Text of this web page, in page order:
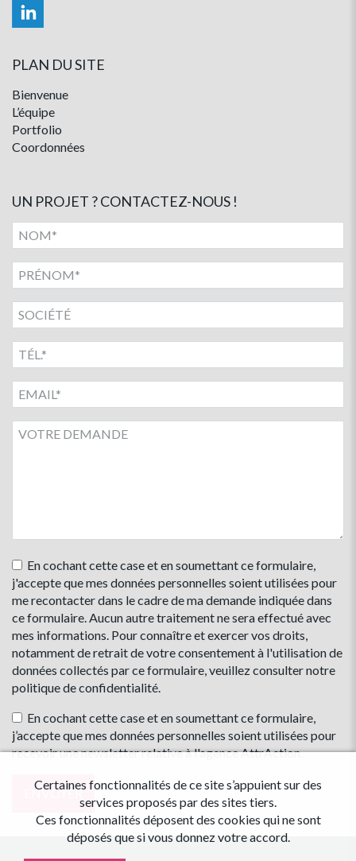
PLAN DU SITE
Bienvenue
L’équipe
Portfolio
Coordonnées
UN PROJET ? CONTACTEZ-NOUS !
En cochant cette case et en soumettant ce formulaire,
j'accepte que mes données personnelles soient utilisées pour
me recontacter dans le cadre de ma demande indiquée dans
ce formulaire. Aucun autre traitement ne sera effectué avec
mes informations. Pour connaître et exercer vos droits,
notamment de retrait de votre consentement à l'utilisation de
données collectés par ce formulaire, veuillez consulter notre
politique de confidentialité.
En cochant cette case et en soumettant ce formulaire,
j’accepte que mes données personnelles soient utilisées pour
recevoir une newsletter relative à l'agence AttrAction.
Certaines fonctionnalités de ce site s’appuient sur des
services proposés par des sites tiers.
Ces fonctionnalités déposent des cookies qui ne sont
déposés que si vous donnez votre accord.